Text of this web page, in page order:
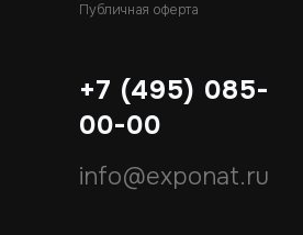
Публичная оферта
+7 (495) 085-
00-00
info@exponat.ru